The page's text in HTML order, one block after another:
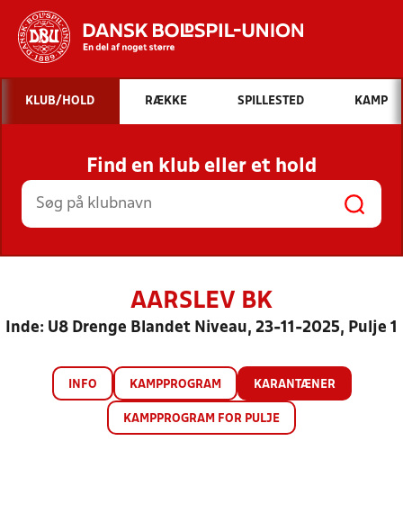
Hvad vil du søge efter?
INDHOLD OG NYHEDER
STILLINGER, RESULTATER, KLUBBER OG
HOLD
KLUB/HOLD RÆKKE SPILLESTED KAMP
Find en klub eller et hold
AARSLEV BK
Inde: U8 Drenge Blandet Niveau, 23-11-2025, Pulje 1
INFO KAMPPROGRAM KARANTÆNER
KAMPPROGRAM FOR PULJE